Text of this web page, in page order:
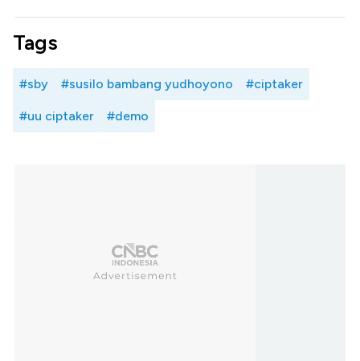
Tags
#sby #susilo bambang yudhoyono #ciptaker
#uu ciptaker #demo